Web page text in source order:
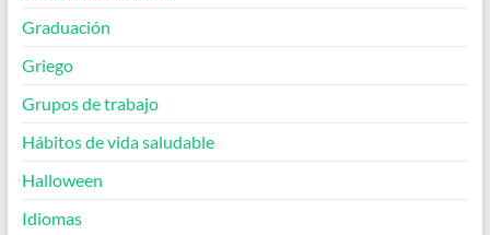
Graduación
Griego
Grupos de trabajo
Hábitos de vida saludable
Halloween
Idiomas